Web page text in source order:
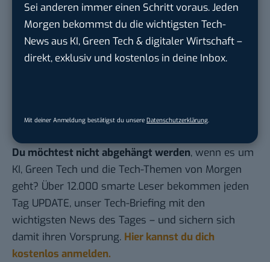
Sei anderen immer einen Schritt voraus. Jeden
Morgen bekommst du die wichtigsten Tech-
News aus KI, Green Tech & digitaler Wirtschaft –
direkt, exklusiv und kostenlos in deine Inbox.
Mit deiner Anmeldung bestätigst du unsere Datenschutzerklärung.
Lilium vs. Pop.Up: Die E-Flugzeuge im Vergleich
[Bildergalerie]
Fliegende Autos: Diese Unternehmen wollen
Du möchtest nicht abgehängt werden, wenn es um
KI, Green Tech und die Tech-Themen von Morgen
geht? Über 12.000 smarte Leser bekommen jeden
Tag UPDATE, unser Tech-Briefing mit den
wichtigsten News des Tages – und sichern sich
damit ihren Vorsprung. Hier kannst du dich
kostenlos anmelden.